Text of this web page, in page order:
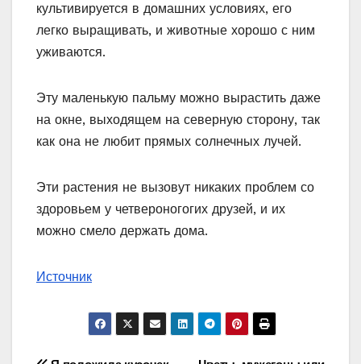
культивируется в домашних условиях, его
легко выращивать, и животные хорошо с ним
уживаются.
Эту маленькую пальму можно вырастить даже
на окне, выходящем на северную сторону, так
как она не любит прямых солнечных лучей.
Эти растения не вызовут никаких проблем со
здоровьем у четвероногогих друзей, и их
можно смело держать дома.
Источник